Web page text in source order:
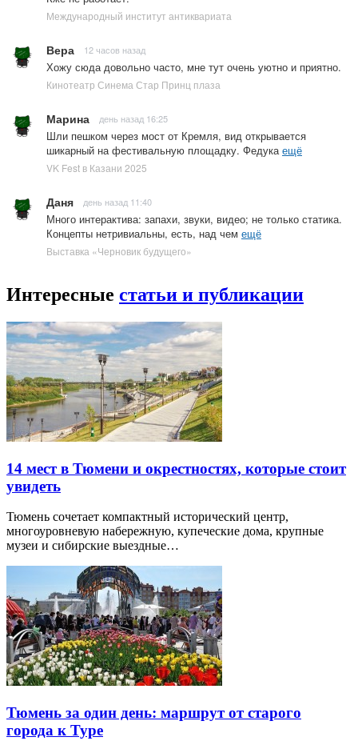
Международный институт антиквариата
Вера 12 часов назад
Хожу сюда довольно часто, мне тут очень уютно и приятно.
Кинотеатр Синема Стар Принц плаза
Марина день назад 16:25
Шли пешком через мост от Кремля, вид открывается
шикарный на фестивальную площадку. Федукаещё
VK Fest в Казани 2025
Даня день назад 11:40
Много интерактива: запахи, звуки, видео; не только статика.
Концепты нетривиальны, есть, над чем ещё
Выставка «Черновик будущего»
Интересные статьи и публикации
14 мест в Тюмени и окрестностях, которые стоит
увидеть
Тюмень сочетает компактный исторический центр,
многоуровневую набережную, купеческие дома, крупные
музеи и сибирские выездные…
Тюмень за один день: маршрут от старого
города к Туре